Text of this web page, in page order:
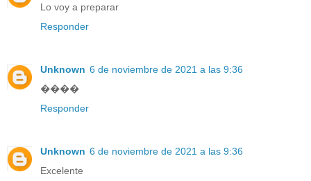
Lo voy a preparar
Responder
Unknown 6 de noviembre de 2021 a las 9:36
����
Responder
Unknown 6 de noviembre de 2021 a las 9:36
Excelente